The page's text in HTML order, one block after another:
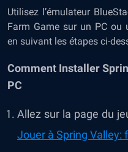
Utilisez l’émulateur
Farm Game sur un PC ou
en suivant les étapes ci-
Comment Installer
PC
Allez sur la page du
Jouer à Spring Valley: